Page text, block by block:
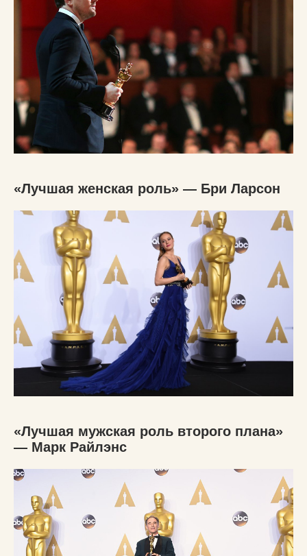
«Лучшая женская роль» — Бри Ларсон
«Лучшая мужская роль второго плана»
— Марк Райлэнс